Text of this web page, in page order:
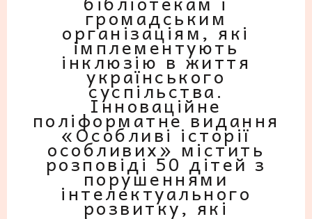
громадським
організаціям, які
імплементують
інклюзію в життя
українського
суспільства.
Інноваційне
поліформатне видання
«Особливі історії
особливих» містить
розповіді 50 дітей з
порушеннями
інтелектуального
розвитку, які